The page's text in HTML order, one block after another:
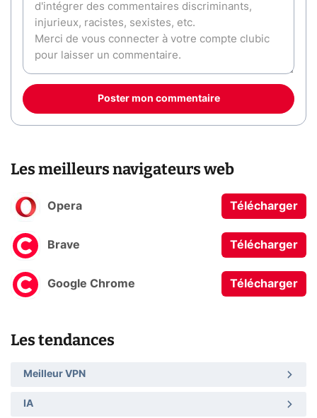
Poster mon commentaire
Les meilleurs navigateurs web
Opera Télécharger
Brave Télécharger
Google Chrome Télécharger
Les tendances
Meilleur VPN
IA